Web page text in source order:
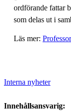
ordförande fattar
som delas ut i
Läs mer:
Interna nyheter
Innehållsansvarig: